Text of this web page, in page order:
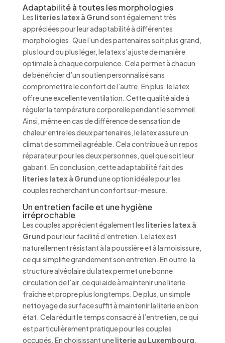
Adaptabilité à toutes les morphologies
Les literies latex à Grundsont également très
appréciées pour leur adaptabilité à différentes
morphologies. Que l’un des partenaires soit plus grand,
plus lourd ou plus léger, le latex s’ajuste de manière
optimale à chaque corpulence. Cela permet à chacun
de bénéficier d’un soutien personnalisé sans
compromettre le confort de l’autre. En plus, le latex
offre une excellente ventilation. Cette qualité aide à
réguler la température corporelle pendant le sommeil.
Ainsi, même en cas de différence de sensation de
chaleur entre les deux partenaires, le latex assure un
climat de sommeil agréable. Cela contribue à un repos
réparateur pour les deux personnes, quel que soit leur
gabarit. En conclusion, cette adaptabilité fait des
literies latex à Grundune option idéale pour les
couples recherchant un confort sur-mesure.
Un entretien facile et une hygiène
irréprochable
Les couples apprécient également les literies latex à
Grundpour leur facilité d’entretien. Le latex est
naturellement résistant à la poussière et à la moisissure,
ce qui simplifie grandement son entretien. En outre, la
structure alvéolaire du latex permet une bonne
circulation de l’air, ce qui aide à maintenir une literie
fraîche et propre plus longtemps. De plus, un simple
nettoyage de surface suffit à maintenir la literie en bon
état. Cela réduit le temps consacré à l’entretien, ce qui
est particulièrement pratique pour les couples
occupés. En choisissant uneliterie au Luxembourg,